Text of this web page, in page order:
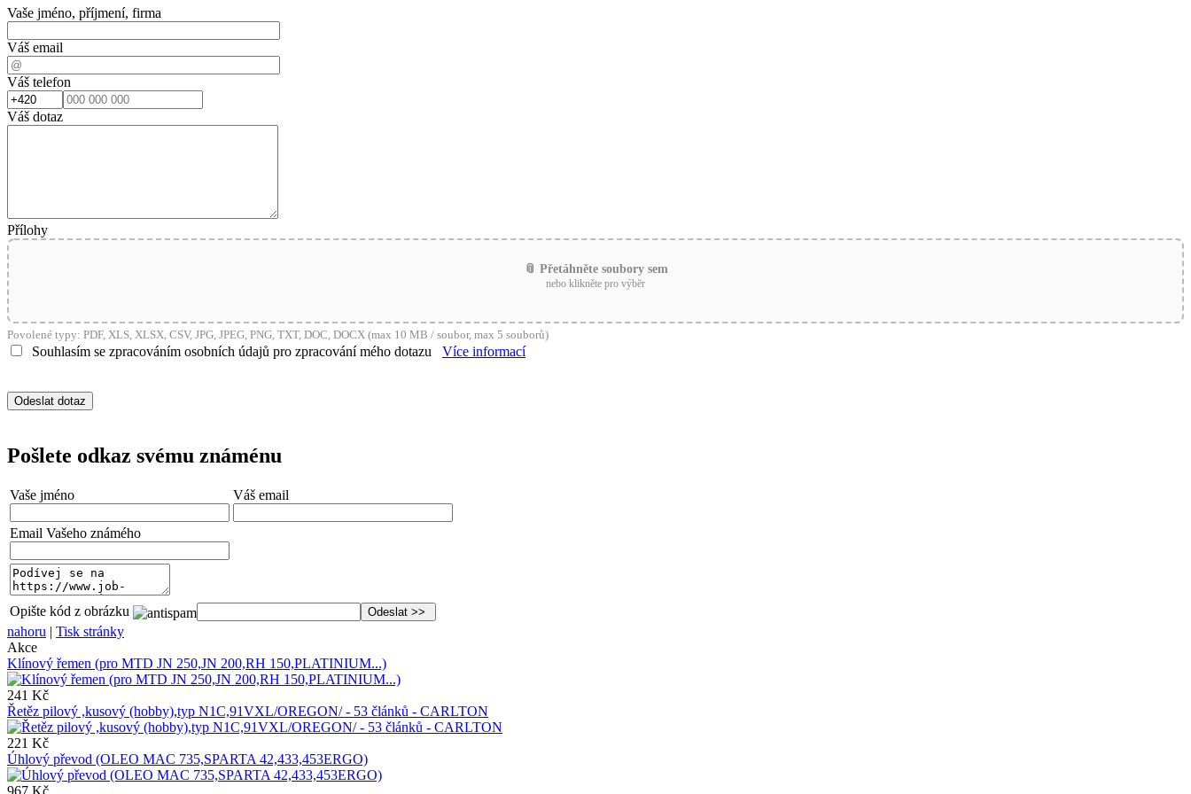
Vaše jméno, příjmení, firma
Váš email
Váš telefon
Váš dotaz
Přílohy
📎 Přetáhněte soubory sem
nebo klikněte pro výběr
Povolené typy: PDF, XLS, XLSX, CSV, JPG, JPEG, PNG, TXT, DOC, DOCX (max 10 MB / soubor, max 5 souborů)
Souhlasím se zpracováním osobních údajů pro zpracování mého dotazu Více informací
Pošlete odkaz svému známénu
Vaše jméno Váš email
Email Vašeho známého
Opište kód z obrázku
nahoru | Tisk stránky
Akce
Klínový řemen (pro MTD JN 250,JN 200,RH 150,PLATINIUM...)
241 Kč
Řetěz pilový ,kusový (hobby),typ N1C,91VXL/OREGON/ - 53 článků - CARLTON
221 Kč
Úhlový převod (OLEO MAC 735,SPARTA 42,433,453ERGO)